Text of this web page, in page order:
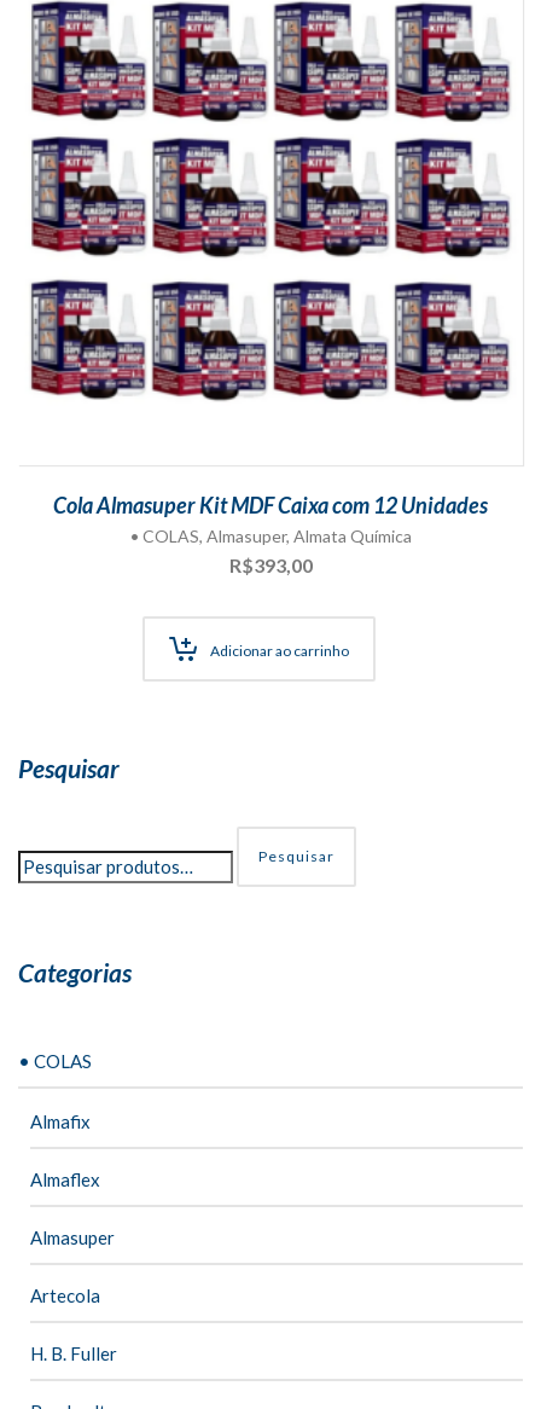
Cola Almasuper Kit MDF Caixa com 12 Unidades
• COLAS, Almasuper, Almata Química
R$393,00
Adicionar ao carrinho
Pesquisar
Pesquisar
Categorias
• COLAS
Almafix
Almaflex
Almasuper
Artecola
H. B. Fuller